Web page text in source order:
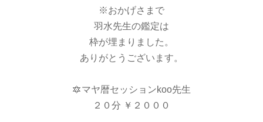
※おかげさまで
羽水先生の鑑定は
枠が埋まりました。
ありがとうございます。
🔯マヤ暦セッションkoo先生
２０分 ￥２０００